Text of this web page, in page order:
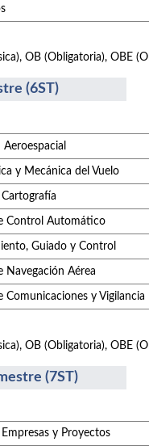
OB (Obligatoria), OBE
(6ST)
y Mecánica del Vuelo
Control Automático
Guiado y Control
Navegación Aérea
Comunicaciones y Vigilancia
OB (Obligatoria), OBE
(7ST)
y Proyectos